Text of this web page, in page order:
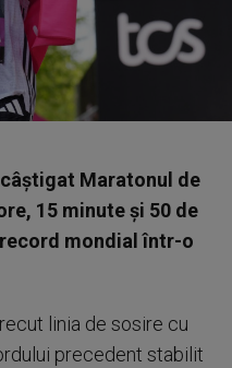
Maratonul de
15 minute şi 50 de
mondial într-o
linia de sosire cu
precedent stabilit